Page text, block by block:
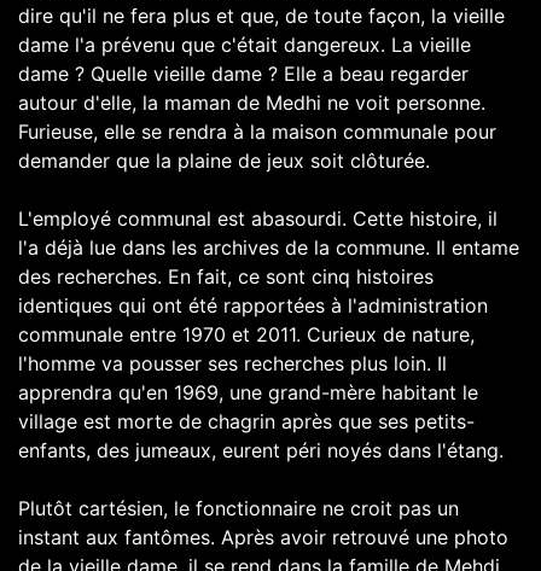
dire qu'il ne fera plus et que, de toute façon, la vieille
dame l'a prévenu que c'était dangereux. La vieille
dame ? Quelle vieille dame ? Elle a beau regarder
autour d'elle, la maman de Medhi ne voit personne.
Furieuse, elle se rendra à la maison communale pour
demander que la plaine de jeux soit clôturée.
L'employé communal est abasourdi. Cette histoire, il
l'a déjà lue dans les archives de la commune. Il entame
des recherches. En fait, ce sont cinq histoires
identiques qui ont été rapportées à l'administration
communale entre 1970 et 2011. Curieux de nature,
l'homme va pousser ses recherches plus loin. Il
apprendra qu'en 1969, une grand-mère habitant le
village est morte de chagrin après que ses petits-
enfants, des jumeaux, eurent péri noyés dans l'étang.
Plutôt cartésien, le fonctionnaire ne croit pas un
instant aux fantômes. Après avoir retrouvé une photo
de la vieille dame, il se rend dans la famille de Mehdi.